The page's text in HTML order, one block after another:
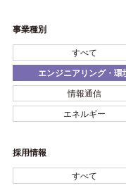
事業種別
すべて
エンジニアリング・環
情報通信
エネルギー
採用情報
すべて